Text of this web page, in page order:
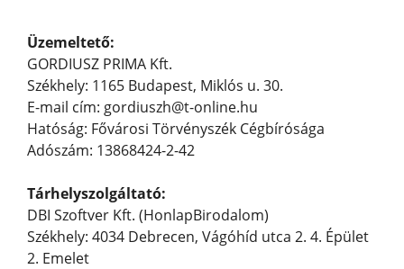
Üzemeltető:
GORDIUSZ PRIMA Kft.
Székhely: 1165 Budapest, Miklós u. 30.
E-mail cím: gordiuszh@t-online.hu
Hatóság: Fővárosi Törvényszék Cégbírósága
Adószám: 13868424-2-42
Tárhelyszolgáltató:
DBI Szoftver Kft. (HonlapBirodalom)
Székhely: 4034 Debrecen, Vágóhíd utca 2. 4. Épület
2. Emelet